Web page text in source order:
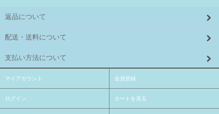
返品について
配送・送料について
支払い方法について
マイアカウント 会員登録
ログイン カートを見る